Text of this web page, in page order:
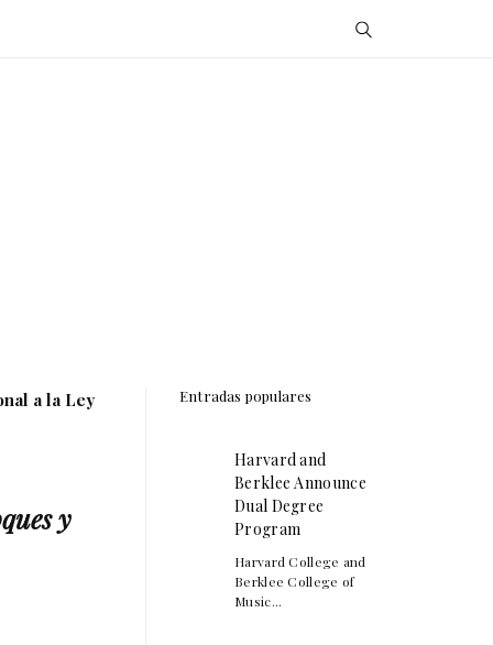
a la Ley
y
Entradas populares
Harvard and
Berklee Announce
Dual Degree
Program
Harvard College and
Berklee College of
Music...